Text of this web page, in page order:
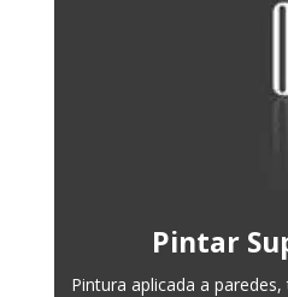
Pintar
Pintura aplicada a